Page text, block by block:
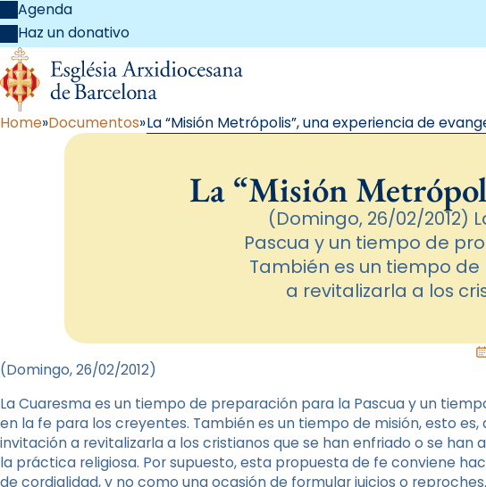
Agenda
Haz un donativo
Home Documentos La “Misión Metrópolis”, una experiencia de
La “Misión
(Domingo, 26/02/2012)
Pascua y un tiempo de
También es un tiempo
a revitalizarla a los
(Domingo, 26/02/2012)
La Cuaresma es un tiempo de preparación para la Pascua y un
en la fe para los creyentes. También es un tiempo de misión, esto
invitación a revitalizarla a los cristianos que se han enfriado o se han
la práctica religiosa. Por supuesto, esta propuesta de fe conviene
de cordialidad, y no como una ocasión de formular juicios o